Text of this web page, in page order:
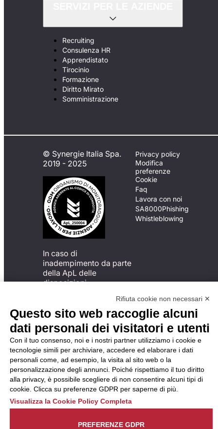
Recruiting
Consulenza HR
Apprendistato
Tirocinio
Formazione
Diritto Mirato
Somministrazione
© Synergie Italia Spa.
2019 - 2025
In caso di
inadempimento da parte
della ApL delle
disposizioni
possibile presentare un
reclamo
all’Organismo di
Monitoraggio utilizzando
una delle modalità
descritte al seguente
indirizzo web
https://odm-
agenzielavoro.it/reclami/.
Privacy policy
Modifica
preferenze
Cookie
Faq
Lavora con noi
SA8000Phishing
Whistleblowing
Rifiuta cookie non necessari ✕
Questo sito web raccoglie alcuni
dati personali dei visitatori e utenti
Con il tuo consenso, noi e i nostri partner utilizziamo i cookie e
tecnologie simili per archiviare, accedere ed elaborare i dati
personali come, ad esempio, la visita al sito web o la
personalizzazione degli annunci. Poiché rispettiamo il tuo diritto
alla privacy, è possibile scegliere di non consentire alcuni tipi di
cookie. Clicca su preferenze GDPR per saperne di più.
Visualizza la Cookie Policy Completa
PREFERENZE GDPR